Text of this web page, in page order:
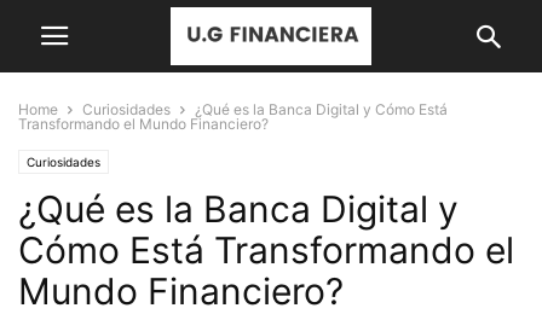
Home Curiosidades
¿Qué es la Banca Digital y Cómo Está
Transformando el Mundo Financiero?
Curiosidades
¿Qué es la Banca Digital y
Cómo Está Transformando el
Mundo Financiero?